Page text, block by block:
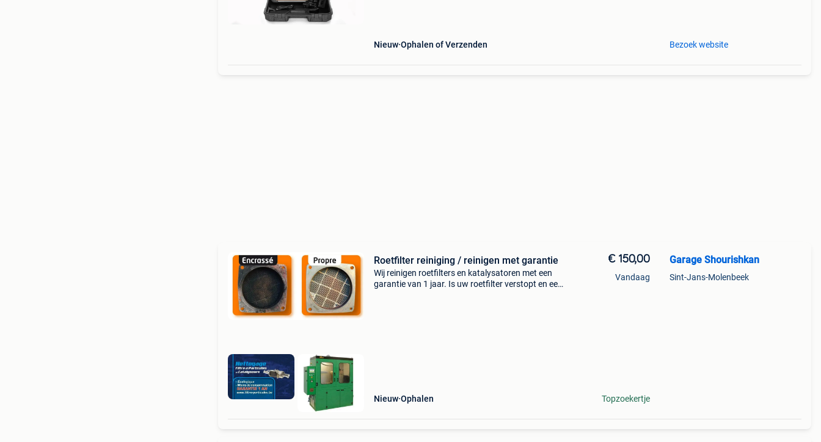
Nieuw Ophalen of Verzenden Bezoek website
Roetfilter reiniging / reinigen met garantie
Wij reinigen roetfilters en katalysatoren met een
garantie van 1 jaar. Is uw roetfilter verstopt en een
Nieuw Ophalen
€ 150,00
Vandaag
Topzoekertje
Garage Shourishkan
Sint-Jans-Molenbeek